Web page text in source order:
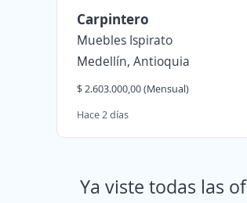
Carpintero
Muebles Ispirato
Medellín, Antioquia
$ 2.603.000,00 (Mensual)
Hace 2 días
Ya viste todas las